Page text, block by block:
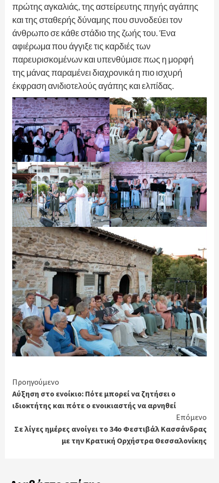
πρώτης αγκαλιάς, της αστείρευτης πηγής αγάπης
και της σταθερής δύναμης που συνοδεύει τον
άνθρωπο σε κάθε στάδιο της ζωής του. Ένα
αφιέρωμα που άγγιξε τις καρδιές των
παρευρισκομένων και υπενθύμισε πως η μορφή
της μάνας παραμένει διαχρονικά η πιο ισχυρή
έκφραση ανιδιοτελούς αγάπης και ελπίδας.
Continue
Reading
Προηγούμενο
Αύξηση στο ενοίκιο: Πότε μπορεί να ζητήσει ο
ιδιοκτήτης και πότε ο ενοικιαστής να αρνηθεί
Επόμενο
Σε λίγες ημέρες ανοίγει το 34ο Φεστιβάλ Κασσάνδρας
με την Κρατική Ορχήστρα Θεσσαλονίκης